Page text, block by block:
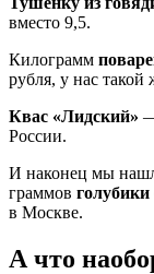
вместо 9,5.
Килограмм
рубля, у нас
Квас «Лидский»
России.
И наконец мы
граммов голубики
в Москве.
А что